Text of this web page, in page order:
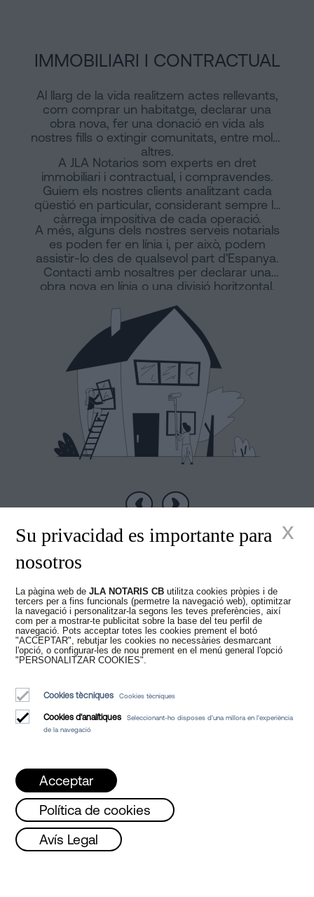
IMMOBILIARI I CONTRACTUAL
Al llarg de la vida realitzem actes rellevants,
com comprar un habitatge, declarar una
obra nova, fer una donació en vida als
nostres fills o extingir comunitats, entre molts
altres.
A JLA Notarios som experts en dret
immobiliari i contractual, i compravendes.
Guiem els nostres clients analitzant cada
qüestió en particular, considerant sempre la
càrrega impositiva de cada operació.
A més, alguns dels nostres serveis notarials
es poden fer en línia i, per això, podem
assistir-lo des de qualsevol part d'Espanya.
Contacti amb nosaltres per declarar una
obra nova en línia o una divisió horitzontal.
Nous temps en el
Notariat
Luis Alberto Álvarez Moreno
Notaris de Barcelona i Notaris en línia per a tota Espanya
Serveis
Dimecres i Divendres de 08 a 15h /
Su privacidad es importante para
nosotros
La pàgina web deJLA NOTARIS CB utilitza cookies pròpies i de
tercers per a fins funcionals (permetre la navegació web), optimitzar
la navegació i personalitzar-la segons les teves preferències, així
com per a mostrar-te publicitat sobre la base del teu perfil de
navegació. Pots acceptar totes les cookies prement el botó
"ACCEPTAR", rebutjar les cookies no necessàries desmarcant
l'opció, o configurar-les de nou prement en el menú general l'opció
"PERSONALITZAR COOKIES".
Cookies tècniques Cookies tècniques
Cookies d'analítiques
Seleccionant-ho disposes d'una millora en l'experiència
de la navegació
Acceptar
Política de cookies
Avís Legal
x